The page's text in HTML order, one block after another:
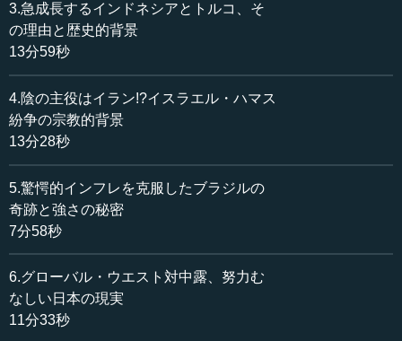
今、これまでずっと戦後の世界史をアメリカ中心に見て
きましたけれど、日本から見るとどう見えるのか、さっと
レビューしてみたいと思います。
日本は（1951年に）吉田首相がサンフランシスコで1人
で日米安保に署名するのですが、そのあとずっと日米安保
体制で、安全はアメリカに任せる、日本は経済に注力す
る、ということでやってきました。これを「軽武装・経済
優先主義」といわれていますが、経済については大成功し
ています。復興も発展も成長もこのくらいでできた面があ
ります。
ただ、もう1つマイナスの面があると思います。そのよう
なことをやったため、ものすごく大きな代償を払っている
と思います。なぜかというと、安全保障ということについ
ての思考を、政府というよりは国民が停止しているからで
3.急成長するインドネシアとトルコ、そ
の理由と歴史的背景
13分59秒
4.陰の主役はイラン!?イスラエル・ハマス
紛争の宗教的背景
13分28秒
5.驚愕的インフレを克服したブラジルの
奇跡と強さの秘密
7分58秒
6.グローバル・ウエスト対中露、努力む
なしい日本の現実
11分33秒